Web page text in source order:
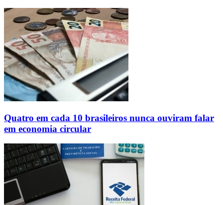
Quatro em cada 10 brasileiros nunca ouviram falar
em economia circular